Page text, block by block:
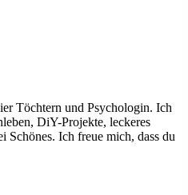
Töchtern und Psychologin. Ich
DiY-Projekte, leckeres
Schönes. Ich freue mich, dass du